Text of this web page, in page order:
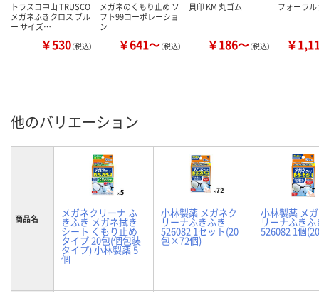
トラスコ中山 TRUSCO
メガネふきクロス ブル
ー サイズ…
￥530（税込）
メガネのくもり止め ソ
フト99コーポレーショ
ン
￥641～（税込）
貝印 KM 丸ゴム
￥186～（税込）
フォーラ
￥
他のバリエーション
商品名 メガネクリーナ ふ
きふき メガネ拭き
シート くもり止め
タイプ 20包(個包装
タイプ) 小林製薬 5
個
小林製薬 メガネク
リーナふきふき
526082 1セット(20
包×72個)
小林製薬 メ
リーナふきふ
526082 1個